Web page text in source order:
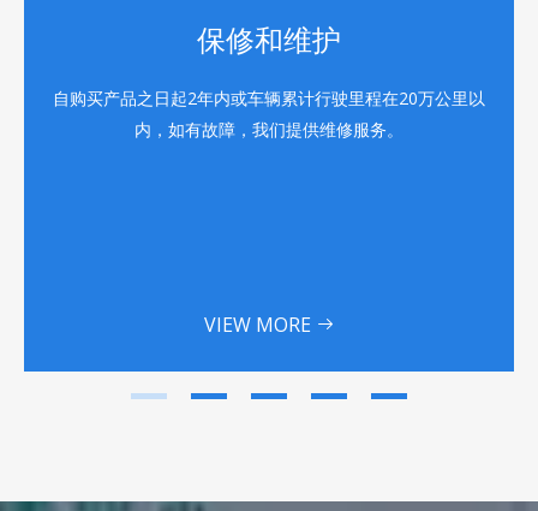
保修和维护
自购买产品之日起2年内或车辆累计行驶里程在20万公里以
内，如有故障，我们提供维修服务。
VIEW MORE